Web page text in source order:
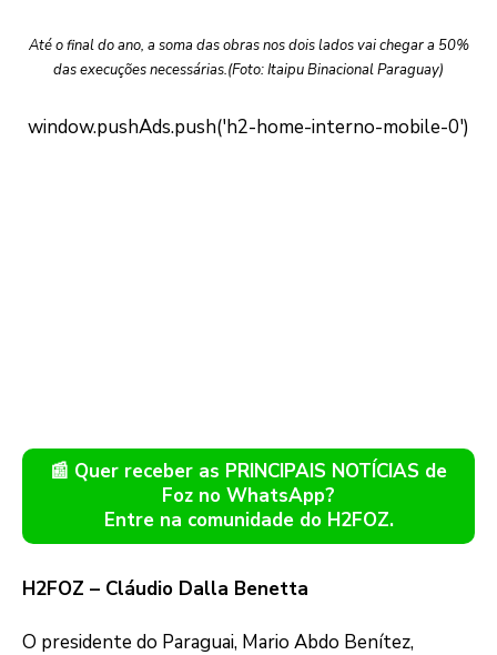
Até o final do ano, a soma das obras nos dois lados vai chegar a 50%
das execuções necessárias.(Foto: Itaipu Binacional Paraguay)
📰 Quer receber as PRINCIPAIS NOTÍCIAS de
Foz no WhatsApp?
Entre na comunidade do H2FOZ.
H2FOZ – Cláudio Dalla Benetta
O presidente do Paraguai, Mario Abdo Benítez,